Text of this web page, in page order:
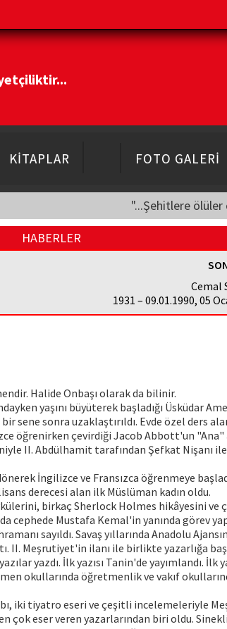
KİTAPLAR FOTO GALERİ
"...Şehitlere
HABERLER
Cemal
1931 – 09.01.1990, 05
Halide Onbaşı olarak da bilinir.
yaşını büyüterek başladığı Üsküdar
sene sonra uzaklaştırıldı. Evde özel ders
öğrenirken çevirdiği Jacob Abbott'un "Ana"
II. Abdülhamit tarafından Şefkat Nişanı ile
İngilizce ve Fransızca öğrenmeye
derecesi alan ilk Müslüman kadın oldu.
birkaç Sherlock Holmes hikâyesini ve
cephede Mustafa Kemal'in yanında görev
sayıldı. Savaş yıllarında Anadolu
II. Meşrutiyet'in ilanı ile birlikte yazarlığa
yazdı. İlk yazısı Tanin'de yayımlandı. İlk
okullarında öğretmenlik ve vakıf
iki tiyatro eseri ve çeşitli incelemeleriyle
çok eser veren yazarlarından biri oldu.